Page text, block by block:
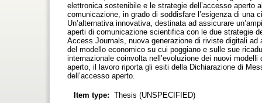
elettronica sostenibile e le strategie dell’accesso
comunicazione, in grado di soddisfare l’esigenza di una
Un’alternativa innovativa, destinata ad assicurare
aperti di comunicazione scientifica con le due strategie
Access Journals, nuova generazione di riviste digitali
del modello economico su cui poggiano e sulle sue
internazionale coinvolta nell’evoluzione dei nuovi
aperto, il lavoro riporta gli esiti della Dichiarazione di
dell’accesso aperto.
Item type: Thesis (UNSPECIFIED)